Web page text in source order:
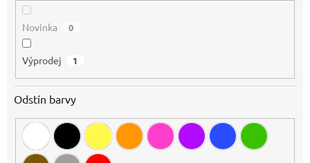
Novinka 0
Výprodej 1
Odstín barvy